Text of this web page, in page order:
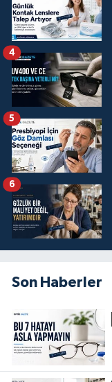
4
5
6
Son Haberler